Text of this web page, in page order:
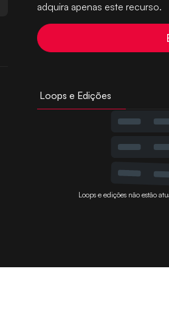
adquira apenas este recurso.
Loops e Edições
Loops e edições não estão